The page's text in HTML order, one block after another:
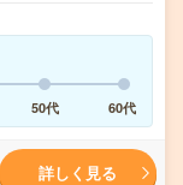
50代 60代
詳しく見る